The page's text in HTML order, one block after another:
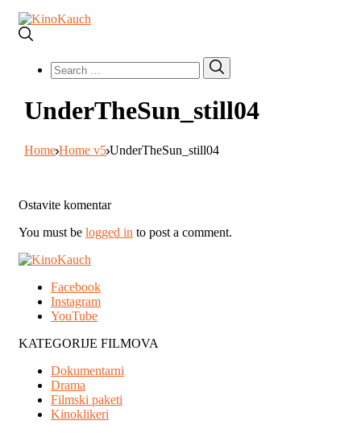
Search
for:
UnderTheSun_still04
Home Home v5 UnderTheSun_still04
Ostavite komentar
You must be logged in to post a comment.
Facebook
Instagram
YouTube
KATEGORIJE FILMOVA
Dokumentarni
Drama
Filmski paketi
Kinoklikeri